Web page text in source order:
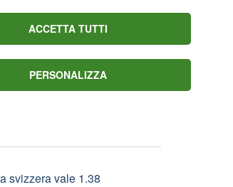
derby della stagione
svizzera vale 1.38
ACCETTA TUTTI
PERSONALIZZA